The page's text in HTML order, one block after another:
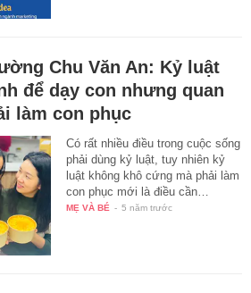
Chu Văn An: Kỷ luật
để dạy con nhưng quan
làm con phục
Có rất nhiều điều trong cuộc sống
phải dùng kỷ luật, tuy nhiên kỷ
luật không khô cứng mà phải làm
con phục mới là điều cần…
MẸ VÀ BÉ - 5 năm trước